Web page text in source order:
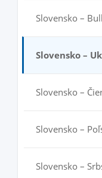
Slovensko –
Slovensko –
Slovensko –
Slovensko –
Slovensko –